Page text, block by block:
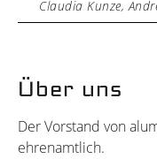
Claudia Kunze,
Über uns
Der Vorstand von
ehrenamtlich.